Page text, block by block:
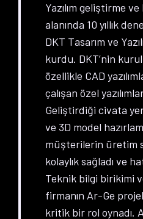
Yazılım geliştirme ve
alanında 10 yıllık
DKT Tasarım ve
kurdu. DKT’nin
özellikle CAD
çalışan özel
Geliştirdiği civata
ve 3D model
müşterilerin üretim
kolaylık sağladı ve
Teknik bilgi birikimi
firmanın Ar-Ge
kritik bir rol oynadı.